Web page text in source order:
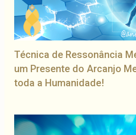
Técnica de Ressonância
um Presente do Arcanjo
toda a Humanidade!